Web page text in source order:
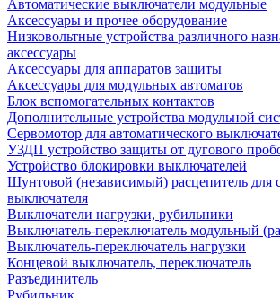
Автоматические выключатели модульные
Аксессуары и прочее оборудование
Низковольтные устройства различного
аксессуары
Аксессуары для аппаратов защиты
Аксессуары для модульных автоматов
Блок вспомогательных контактов
Дополнительные устройства модульной
Сервомотор для автоматического
УЗДП устройство защиты от дугового
Устройство блокировки выключателей
Шунтовой (независимый) расцепитель для
выключателя
Выключатели нагрузки, рубильники
Выключатель-переключатель модульный
Выключатель-переключатель нагрузки
Концевой выключатель, переключатель
Разъединитель
Рубильник